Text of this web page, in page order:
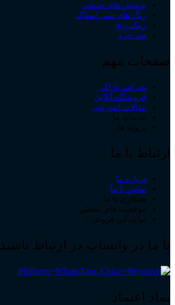
پوشش های صنعتی
رنگ های سی استاک
زینک ریچ
ضد خزه
صفحات مهم
شرکت باژاک
فروشگاه آنلاین
مقالات آموزشی
خدمات ما
پروژه ها
ارتباط با ما
درباره ما
تماس با ما
همکاری با ما
موقعیت های شغلی
نمایندگی فروش
با ما در واتساپ در ارتباط باشید
نماد اعتماد